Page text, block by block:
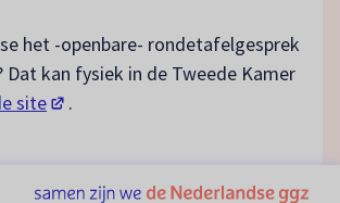
het -openbare- rondetafelgesprek
Dat kan fysiek in de Tweede Kamer
site(opent in een nieuw tabblad)
.